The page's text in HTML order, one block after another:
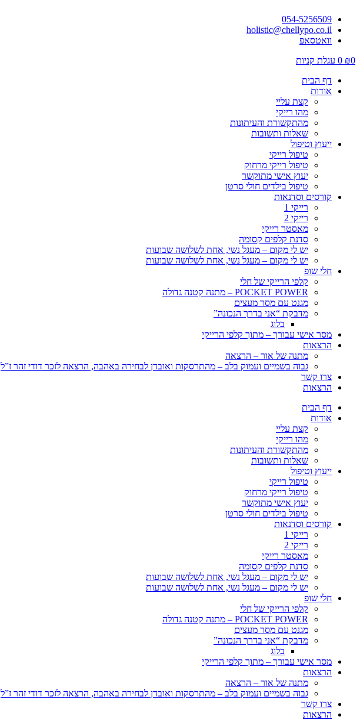
054-5256509
holistic@chellypo.co.il
וואטסאפ
₪0
0 עגלת קניות
דף הבית
אודות
קצת עליי
מהו רייקי
מהתקשורת והעיתונות
שאלות ותשובות
ייעוץ וטיפול
טיפול רייקי
טיפול רייקי מרחוק
יעוץ אישי מתוקשר
טיפול בילדים חולי סרטן
קורסים וסדנאות
רייקי 1
רייקי 2
מאסטר רייקי
סדנת קלפים קסומה
יש לי מקום – מעגל נשי, אחת לשלושה שבועות
יש לי מקום – מעגל נשי, אחת לשלושה שבועות
חלי שופ
קלפי הרייקי של חלי
POCKET POWER – מתנה קטנה גדולה
מגנט עם מסר מעצים
מדבקת “אני בדרך הנכונה”
בלוג
מסר אישי עבורך – מתוך קלפי הרייקי
הרצאות
מתנה של אור – הרצאה
גבוה בשמיים ועמוק בלב – מהתרסקות ואובדן לבחירה באהבה, הרצאה לזכר דודי זהר ז”ל
צרו קשר
הרצאות
דף הבית
אודות
קצת עליי
מהו רייקי
מהתקשורת והעיתונות
שאלות ותשובות
ייעוץ וטיפול
טיפול רייקי
טיפול רייקי מרחוק
יעוץ אישי מתוקשר
טיפול בילדים חולי סרטן
קורסים וסדנאות
רייקי 1
רייקי 2
מאסטר רייקי
סדנת קלפים קסומה
יש לי מקום – מעגל נשי, אחת לשלושה שבועות
יש לי מקום – מעגל נשי, אחת לשלושה שבועות
חלי שופ
קלפי הרייקי של חלי
POCKET POWER – מתנה קטנה גדולה
מגנט עם מסר מעצים
מדבקת “אני בדרך הנכונה”
בלוג
מסר אישי עבורך – מתוך קלפי הרייקי
הרצאות
מתנה של אור – הרצאה
גבוה בשמיים ועמוק בלב – מהתרסקות ואובדן לבחירה באהבה, הרצאה לזכר דודי זהר ז”ל
צרו קשר
הרצאות